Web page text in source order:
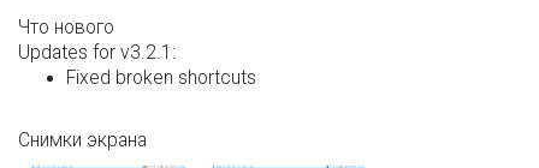
Что нового
Updates for v3.2.1:
Fixed broken shortcuts
Снимки экрана